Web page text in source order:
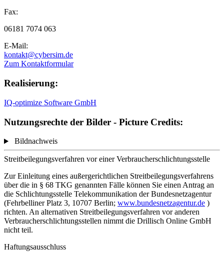
Fax:
06181 7074 063
E-Mail:
kontakt@cybersim.de
Zum Kontaktformular
Realisierung:
IQ-optimize Software GmbH
Nutzungsrechte der Bilder - Picture Credits:
Bildnachweis
Streitbeilegungsverfahren vor einer Verbraucherschlichtungsstelle
Zur Einleitung eines außergerichtlichen Streitbeilegungsverfahrens
über die in § 68 TKG genannten Fälle können Sie einen Antrag an
die Schlichtungsstelle Telekommunikation der Bundesnetzagentur
(Fehrbelliner Platz 3, 10707 Berlin; www.bundesnetzagentur.de )
richten. An alternativen Streitbeilegungsverfahren vor anderen
Verbraucherschlichtungsstellen nimmt die Drillisch Online GmbH
nicht teil.
Haftungsausschluss